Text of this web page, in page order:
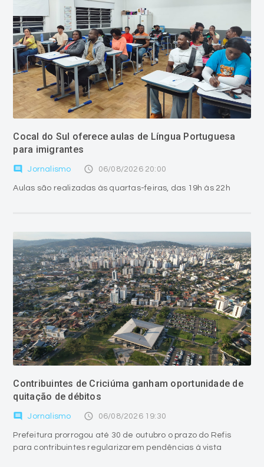
Cocal do Sul oferece aulas de Língua Portuguesa
para imigrantes
comment Jornalismo access_time 06/08/2026 20:00
Aulas são realizadas às quartas-feiras, das 19h às 22h
Contribuintes de Criciúma ganham oportunidade de
quitação de débitos
comment Jornalismo access_time 06/08/2026 19:30
Prefeitura prorrogou até 30 de outubro o prazo do Refis
para contribuintes regularizarem pendências à vista